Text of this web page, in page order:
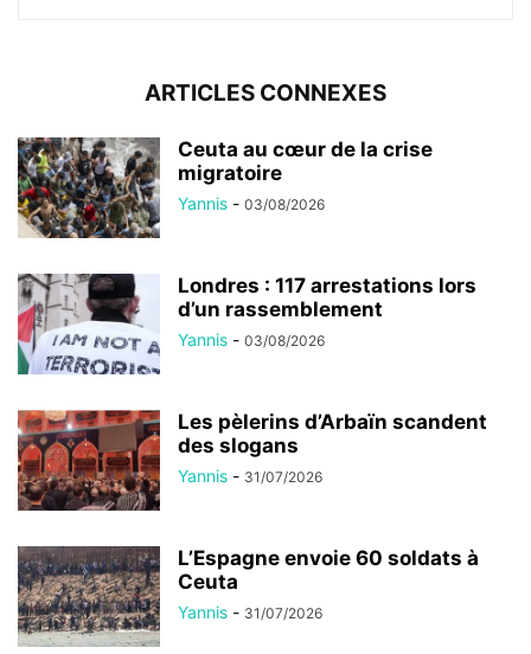
ARTICLES CONNEXES
Ceuta au cœur de la crise
migratoire
Yannis - 03/08/2026
Londres : 117 arrestations lors
d’un rassemblement
Yannis - 03/08/2026
Les pèlerins d’Arbaïn scandent
des slogans
Yannis - 31/07/2026
L’Espagne envoie 60 soldats à
Ceuta
Yannis - 31/07/2026